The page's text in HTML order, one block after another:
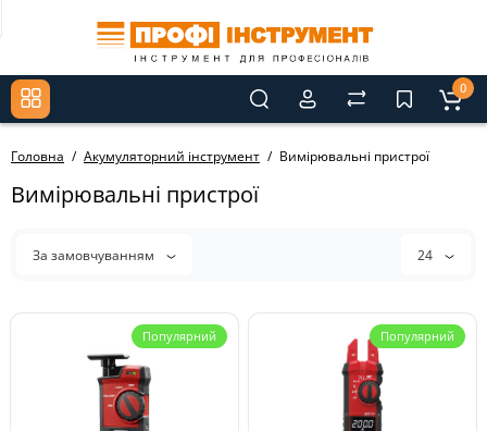
0
Головна Акумуляторний інструмент Вимірювальні пристрої
Вимірювальні пристрої
За замовчуванням 24
Популярний Популярний